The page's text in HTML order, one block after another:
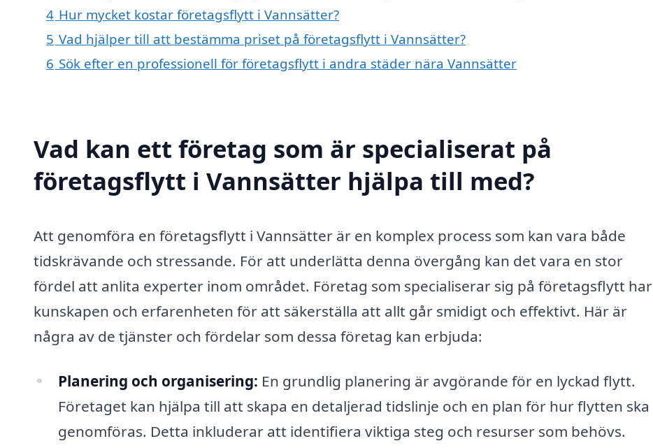
4 Hur mycket kostar företagsflytt i Vannsätter?
5 Vad hjälper till att bestämma priset på företagsflytt i Vannsätter?
6 Sök efter en professionell för företagsflytt i andra städer nära Vannsätter
Vad kan ett företag som är specialiserat på
företagsflytt i Vannsätter hjälpa till med?
Att genomföra en företagsflytt i Vannsätter är en komplex process som kan vara både
tidskrävande och stressande. För att underlätta denna övergång kan det vara en stor
fördel att anlita experter inom området. Företag som specialiserar sig på företagsflytt har
kunskapen och erfarenheten för att säkerställa att allt går smidigt och effektivt. Här är
några av de tjänster och fördelar som dessa företag kan erbjuda:
Planering och organisering: En grundlig planering är avgörande för en lyckad flytt.
Företaget kan hjälpa till att skapa en detaljerad tidslinje och en plan för hur flytten ska
genomföras. Detta inkluderar att identifiera viktiga steg och resurser som behövs.